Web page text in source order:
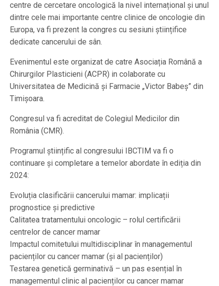
centre de cercetare oncologică la nivel internațional și unul
dintre cele mai importante centre clinice de oncologie din
Europa, va fi prezent la congres cu sesiuni științifice
dedicate cancerului de sân.
Evenimentul este organizat de catre Asociația Română a
Chirurgilor Plasticieni (ACPR) in colaborate cu
Universitatea de Medicină și Farmacie „Victor Babeș” din
Timișoara.
Congresul va fi acreditat de Colegiul Medicilor din
România (CMR).
Programul științific al congresului IBCTIM va fi o
continuare și completare a temelor abordate în ediția din
2024:
Evoluția clasificării cancerului mamar: implicații
prognostice și predictive
Calitatea tratamentului oncologic – rolul certificării
centrelor de cancer mamar
Impactul comitetului multidisciplinar în managementul
pacienților cu cancer mamar (și al pacienților)
Testarea genetică germinativă – un pas esențial în
managementul clinic al pacienților cu cancer mamar